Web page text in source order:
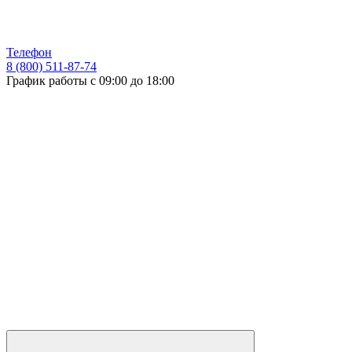
Телефон
8 (800) 511-87-74
График работы с 09:00 до 18:00